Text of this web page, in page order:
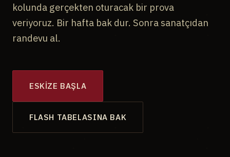
kolunda gerçekten oturacak bir prova
veriyoruz. Bir hafta bak dur. Sonra sanatçıdan
randevu al.
ESKIZE BAŞLA
FLASH TABELASINA BAK